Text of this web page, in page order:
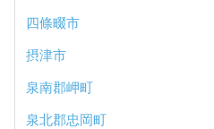
四條畷市
摂津市
泉南郡岬町
泉北郡忠岡町